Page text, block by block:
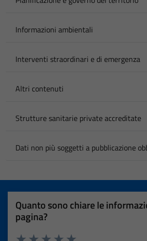
Informazioni ambientali
Interventi straordinari e di emergenza
Altri contenuti
Strutture sanitarie private accreditate
Dati non più soggetti a pubblicazione
Quanto sono chiare le
pagina?